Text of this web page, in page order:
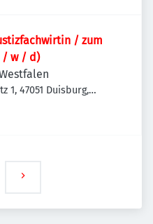
/ zum
/ w / d)
1, 47051 Duisburg,